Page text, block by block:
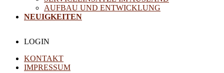
AUFBAU UND ENTWICKLUNG
NEUIGKEITEN
LOGIN
KONTAKT
IMPRESSUM